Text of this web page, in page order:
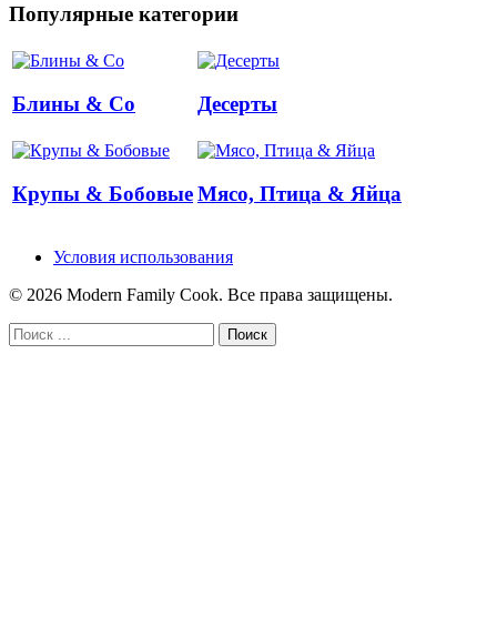
Популярные категории
Блины & Co Десерты
Крупы & БобовыеМясо, Птица & Яйца
Условия использования
© 2026 Modern Family Cook. Все права защищены.